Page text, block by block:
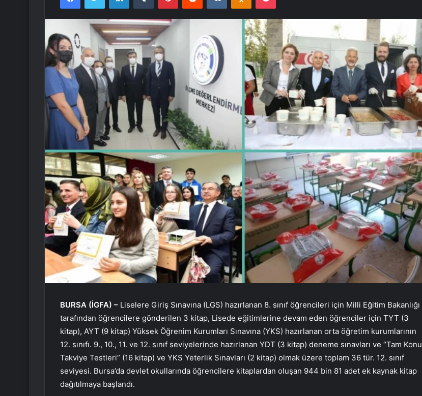
BURSA (İGFA) – Liselere Giriş Sınavına (LGS) hazırlanan 8. sınıf öğrencileri için Milli Eğitim Bakanlığı
tarafından öğrencilere gönderilen 3 kitap, Lisede eğitimlerine devam eden öğrenciler için TYT (3
kitap), AYT (9 kitap) Yüksek Öğrenim Kurumları Sınavına (YKS) hazırlanan orta öğretim kurumlarının
12. sınıfı. 9., 10., 11. ve 12. sınıf seviyelerinde hazırlanan YDT (3 kitap) deneme sınavları ve “Tam Konu
Takviye Testleri” (16 kitap) ve YKS Yeterlik Sınavları (2 kitap) olmak üzere toplam 36 tür. 12. sınıf
seviyesi. Bursa’da devlet okullarında öğrencilere kitaplardan oluşan 944 bin 81 adet ek kaynak kitap
dağıtılmaya başlandı.